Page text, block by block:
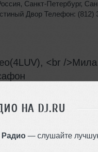
НА DJ.RU
Радио — слушайте
, Санкт-Петербург,
Двор Телефон: (812)
<br /